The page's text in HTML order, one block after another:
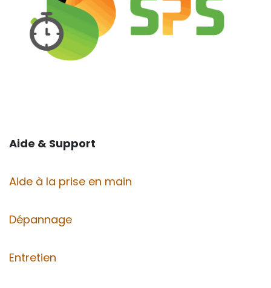
Aide & Support
Aide à la prise en main
Dépannage
Entretien